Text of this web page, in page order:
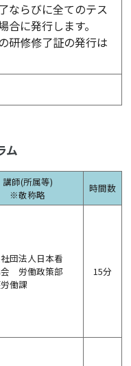
ならびに全てのテス
合に発行します。
研修修了証の発行は
ム
講師(所属等)
※敬称略
時間数
団法人日本看
会 労働政策部
働課
15分